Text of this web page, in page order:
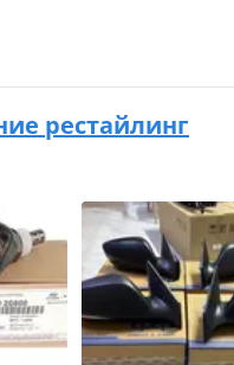
рестайлинг